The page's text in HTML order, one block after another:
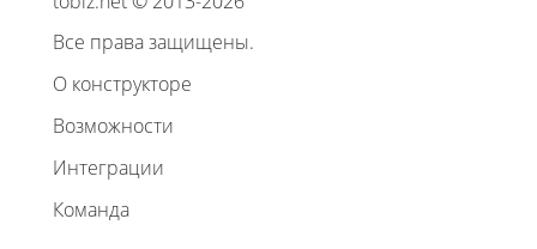
Все права защищены.
О конструкторе
Возможности
Интеграции
Команда